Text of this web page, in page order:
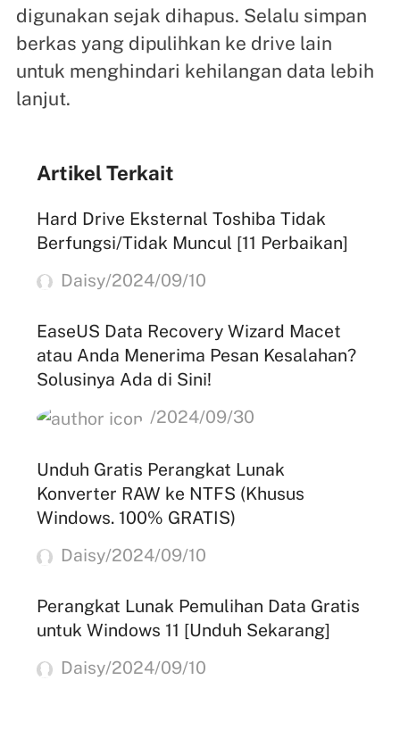
digunakan sejak dihapus. Selalu simpan
berkas yang dipulihkan ke drive lain
untuk menghindari kehilangan data lebih
lanjut.
Artikel Terkait
Hard Drive Eksternal Toshiba Tidak
Berfungsi/Tidak Muncul [11 Perbaikan]
Daisy/2024/09/10
EaseUS Data Recovery Wizard Macet
atau Anda Menerima Pesan Kesalahan?
Solusinya Ada di Sini!
/2024/09/30
Unduh Gratis Perangkat Lunak
Konverter RAW ke NTFS (Khusus
Windows. 100% GRATIS)
Daisy/2024/09/10
Perangkat Lunak Pemulihan Data Gratis
untuk Windows 11 [Unduh Sekarang]
Daisy/2024/09/10